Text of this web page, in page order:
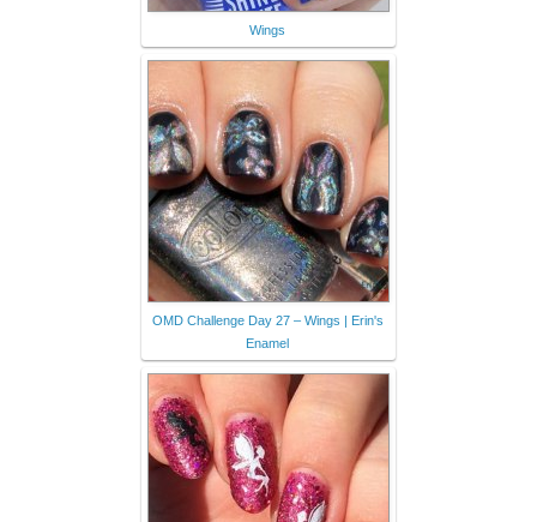
Wings
OMD Challenge Day 27 – Wings | Erin's
Enamel